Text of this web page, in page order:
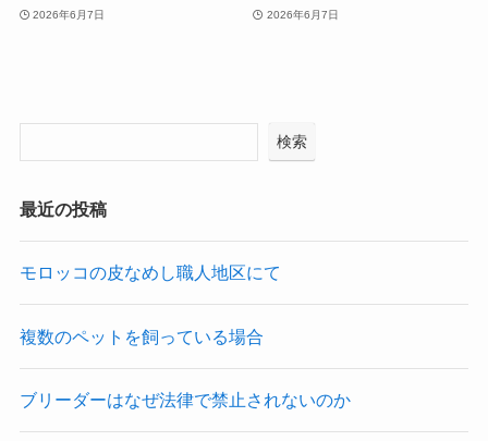
2026年6月7日 2026年6月7日
検索
最近の投稿
モロッコの皮なめし職人地区にて
複数のペットを飼っている場合
ブリーダーはなぜ法律で禁止されないのか